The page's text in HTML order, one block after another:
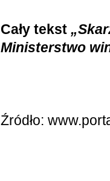
Cały tekst „
Ministerstwo
Źródło: